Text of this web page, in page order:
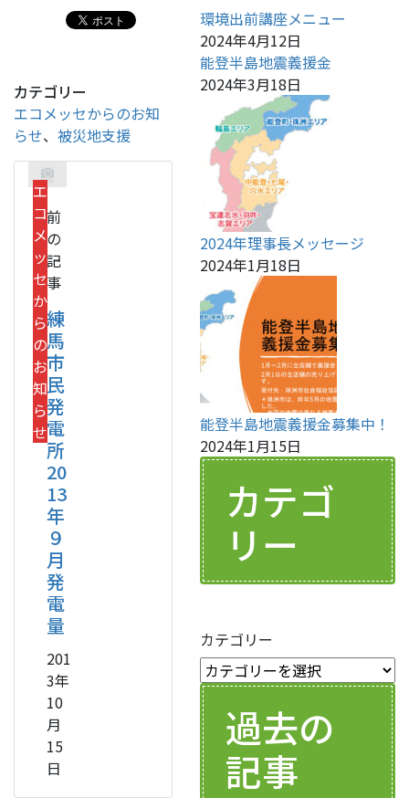
カテゴリー
エコメッセからのお知
らせ、 被災地支援
エ
コ
メ
ッ
セ
か
ら
の
お
知
ら
せ
前
の
記
事
練
馬
市
民
発
電
所
20
13
年
９
月
発
電
量
201
3年
10
月
15
日
環境出前講座メニュー
2024年4月12日
能登半島地震義援金
2024年3月18日
2024年理事長メッセージ
2024年1月18日
能登半島地震義援金募集中！
2024年1月15日
カテゴ
リー
カテゴリー
過去の
記事